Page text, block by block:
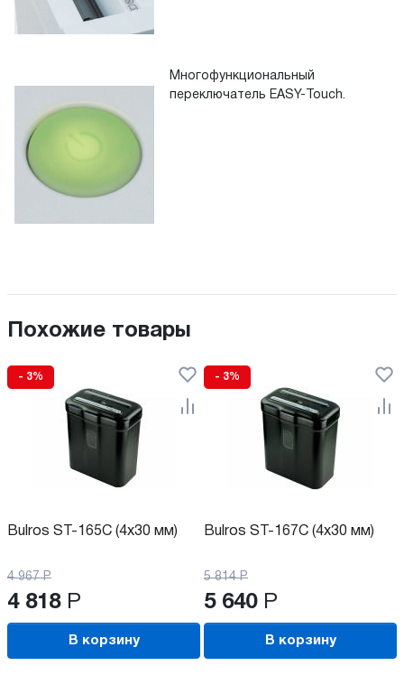
Многофункциональный
переключатель EASY-Touch.
Похожие товары
- 3%
Bulros ST-165C (4х30 мм)
4 967 Р
4 818 Р
В корзину
- 3%
Bulros ST-167C (4х30 мм)
5 814 Р
5 640 Р
В корзину